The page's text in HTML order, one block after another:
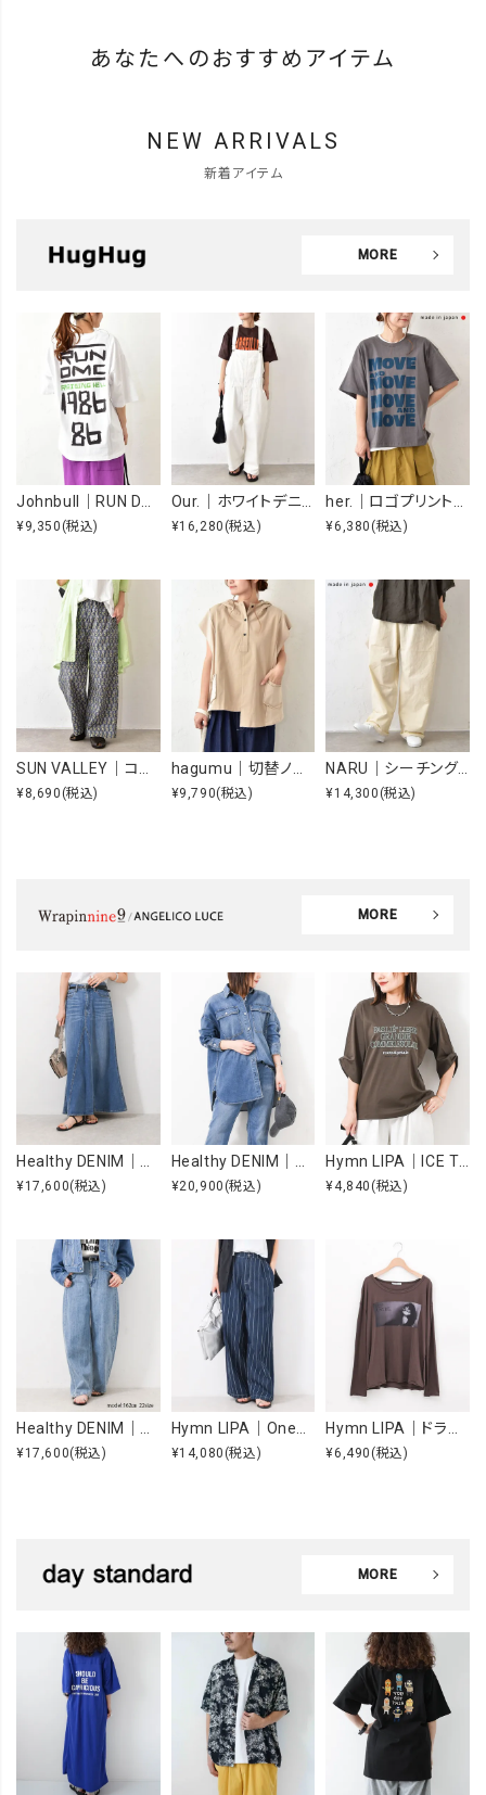
あなたへのおすすめアイテム
NEW ARRIVALS
新着アイテム
MORE
¥9,350 (税込) ¥16,280 (税込) ¥6,380 (税込)
¥8,690 (税込) ¥9,790(税込)
NARU｜シーチングハンドワッシャーノッポパンツ [[643855BE]][C]
¥14,300 (税込)
MORE
¥17,600(税込) ¥20,900 (税込) ¥4,840 (税込)
Healthy DENIM｜Beets [[H98333703 Beets]][F]
¥17,600(税込)
Hymn LIPA｜OneWashヒッコリータックカーブパンツ [[IZK26055-1]][F]
¥14,080 (税込)
Hymn LIPA｜ドライcottonフォトCS [[IZK26053-widephoto]][F]
¥6,490 (税込)
MORE